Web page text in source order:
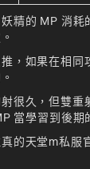
精的 MP 消
，如果在相同
很久，但雙重
當學習到後期
真的天堂m私服